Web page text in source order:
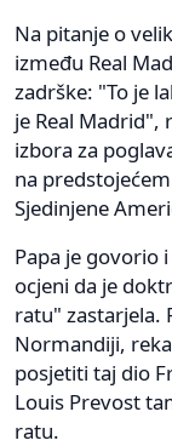
Na pitanje o
između Real
zadrške: "To je
je Real Madrid",
izbora za
na
Sjedinjene
Papa je govorio
ocjeni da je
ratu" zastarjela.
Normandiji,
posjetiti taj dio
Louis Prevost
ratu.